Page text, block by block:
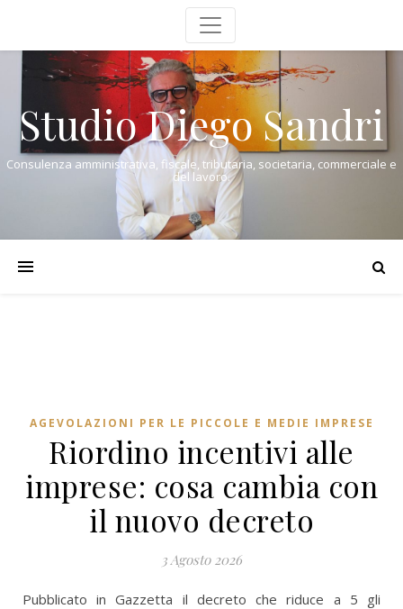
Studio Diego Sandri
Consulenza amministrativa, fiscale, tributaria, societaria, commerciale e
del lavoro.
AGEVOLAZIONI PER LE PICCOLE E MEDIE IMPRESE
Riordino incentivi alle
imprese: cosa cambia con
il nuovo decreto
3 Agosto 2026
Pubblicato in Gazzetta il decreto che riduce a 5 gli